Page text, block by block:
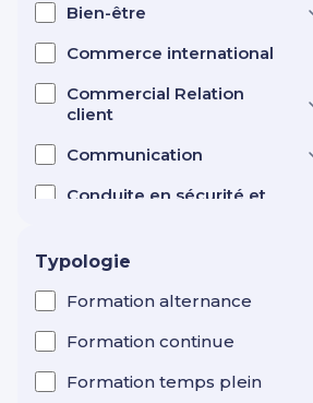
Bien-être
Commerce international
Commercial Relation
client
Communication
Conduite en sécurité et
Création d'entreprise
Entrepreneuriat
Efficacité professionnelle
Electricité
Typologie
Formation alternance
Formation continue
Formation temps plein